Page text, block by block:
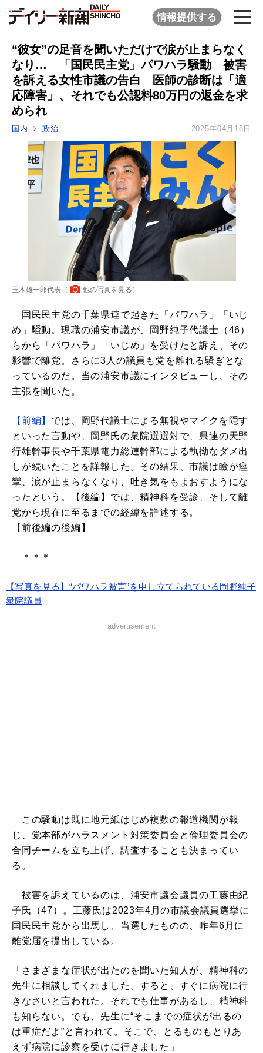
情報提供する
“彼女”の足音を聞いただけで涙が止まらなく
なり… 「国民民主党」パワハラ騒動 被害
を訴える女性市議の告白 医師の診断は「適
応障害」、それでも公認料80万円の返金を求
められ
国内 政治 2025年04月18日
玉木雄一郎代表（ 他の写真を見る ）
国民民主党の千葉県連で起きた「パワハラ」「いじ
め」騒動。現職の浦安市議が、岡野純子代議士（46）
らから「パワハラ」「いじめ」を受けたと訴え、その
影響で離党。さらに3人の議員も党を離れる騒ぎとな
っているのだ。当の浦安市議にインタビューし、その
主張を聞いた。
【前編】 では、岡野代議士による無視やマイクを隠す
といった言動や、岡野氏の衆院選選対で、県連の天野
行雄幹事長や千葉県電力総連幹部による執拗なダメ出
しが続いたことを詳報した。その結果、市議は瞼が痙
攣、涙が止まらなくなり、吐き気をもよおすようにな
ったという。【後編】では、精神科を受診、そして離
党から現在に至るまでの経緯を詳述する。
【前後編の後編】
＊＊＊
【写真を見る】“パワハラ被害”を申し立てられている岡野純子
衆院議員
advertisement
この騒動は既に地元紙はじめ複数の報道機関が報
じ、党本部がハラスメント対策委員会と倫理委員会の
合同チームを立ち上げ、調査することも決まってい
る。
被害を訴えているのは、浦安市議会議員の工藤由紀
子氏（47）。工藤氏は2023年4月の市議会議員選挙に
国民民主党から出馬し、当選したものの、昨年6月に
離党届を提出している。
「さまざまな症状が出たのを聞いた知人が、精神科の
先生に相談してくれました。すると、すぐに病院に行
きなさいと言われた。それでも仕事があるし、精神科
も知らない。でも、先生に“そこまでの症状が出るの
は重症だよ”と言われて。そこで、とるものもとりあ
えず病院に診察を受けに行きました」